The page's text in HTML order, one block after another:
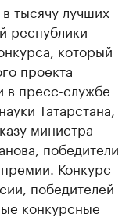
тысячу лучших
республики
который
проекта
в пресс-службе
Татарстана,
министра
победители
Конкурс
победителей
конкурсные